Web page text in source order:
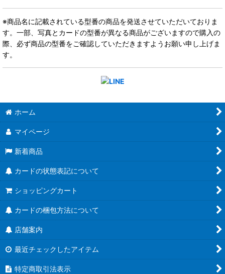
※商品名に記載されている型番の商品を発送させていただいておりま
す。一部、写真とカードの型番が異なる商品がございますので購入の
際、必ず商品の型番をご確認していただきますようお願い申し上げま
す。
ホーム
マイページ
新着商品
カードの状態表記について
ショッピングカート
カードの梱包方法について
店舗案内
最近チェックしたアイテム
特定商取引法表示